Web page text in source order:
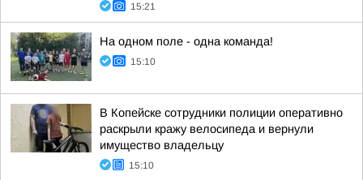
15:21
На одном поле - одна команда!
15:10
В Копейске сотрудники полиции оперативно
раскрыли кражу велосипеда и вернули
имущество владельцу
15:10